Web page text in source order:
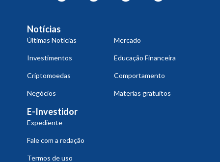
Notícias
Últimas Notícias Mercado
Investimentos Educação Financeira
Criptomoedas Comportamento
Negócios Materias gratuitos
E-Investidor
Expediente
Fale com a redação
Termos de uso